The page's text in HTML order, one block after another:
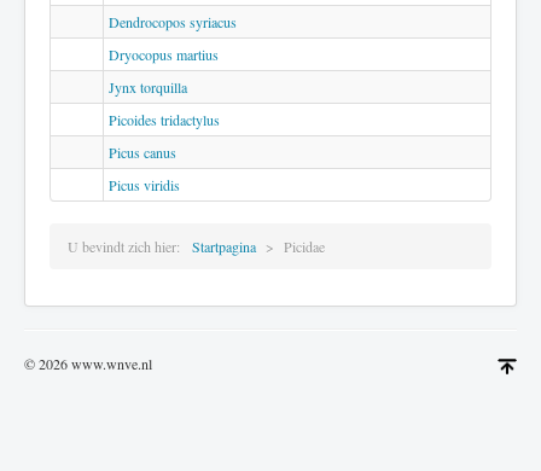
Dendrocopos syriacus
Dryocopus martius
Jynx torquilla
Picoides tridactylus
Picus canus
Picus viridis
U bevindt zich hier: Startpagina Picidae
© 2026 www.wnve.nl